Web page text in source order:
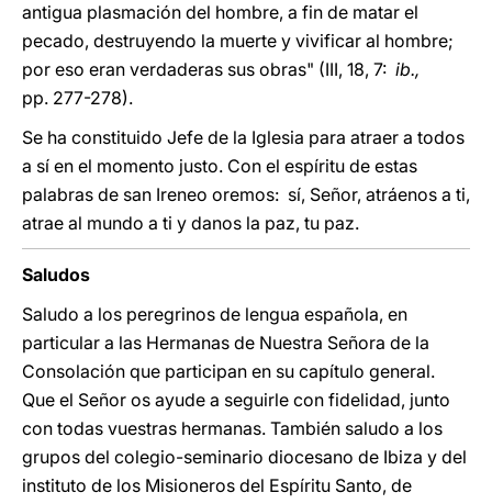
antigua plasmación del hombre, a fin de matar el
pecado, destruyendo la muerte y vivificar al hombre;
por eso eran verdaderas sus obras" (III, 18, 7: ib.,
pp. 277-278).
Se ha constituido Jefe de la Iglesia para atraer a todos
a sí en el momento justo. Con el espíritu de estas
palabras de san Ireneo oremos: sí, Señor, atráenos a ti,
atrae al mundo a ti y danos la paz, tu paz.
Saludos
Saludo a los peregrinos de lengua española, en
particular a las Hermanas de Nuestra Señora de la
Consolación que participan en su capítulo general.
Que el Señor os ayude a seguirle con fidelidad, junto
con todas vuestras hermanas. También saludo a los
grupos del colegio-seminario diocesano de Ibiza y del
instituto de los Misioneros del Espíritu Santo, de